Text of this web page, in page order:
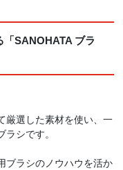
SANOHATA ブラ
厳選した素材を使い、一
シです。
ブラシのノウハウを活か